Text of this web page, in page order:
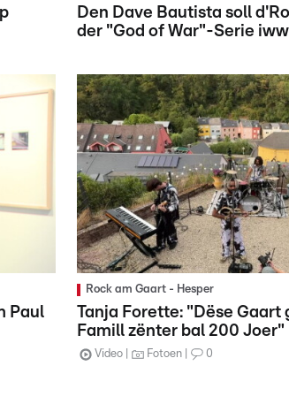
Den Dave Bautista soll
der "God of War"-Serie
Paul
Rock am Gaart - Hesper
Tanja Forette: "Dëse
Famill zënter bal 200 Joer"
Video Fotoen 0